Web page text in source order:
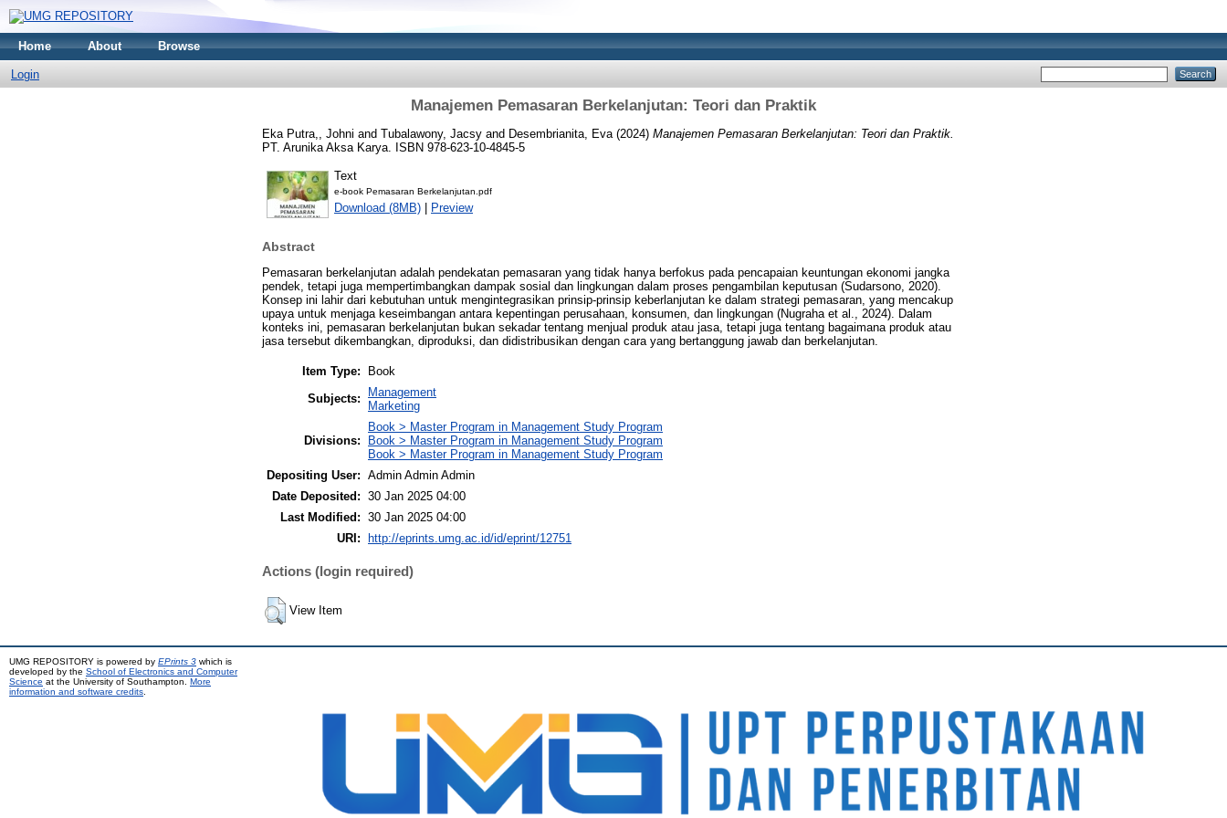
Home About Browse
Login
Manajemen Pemasaran Berkelanjutan: Teori dan Praktik
Eka Putra,, Johni and Tubalawony, Jacsy and Desembrianita, Eva (2024) Manajemen Pemasaran Berkelanjutan: Teori dan Praktik.
PT. Arunika Aksa Karya. ISBN 978-623-10-4845-5
Text
e-book Pemasaran Berkelanjutan.pdf
Download (8MB) | Preview
Abstract
Pemasaran berkelanjutan adalah pendekatan pemasaran yang tidak hanya berfokus pada pencapaian keuntungan ekonomi jangka
pendek, tetapi juga mempertimbangkan dampak sosial dan lingkungan dalam proses pengambilan keputusan (Sudarsono, 2020).
Konsep ini lahir dari kebutuhan untuk mengintegrasikan prinsip-prinsip keberlanjutan ke dalam strategi pemasaran, yang mencakup
upaya untuk menjaga keseimbangan antara kepentingan perusahaan, konsumen, dan lingkungan (Nugraha et al., 2024). Dalam
konteks ini, pemasaran berkelanjutan bukan sekadar tentang menjual produk atau jasa, tetapi juga tentang bagaimana produk atau
jasa tersebut dikembangkan, diproduksi, dan didistribusikan dengan cara yang bertanggung jawab dan berkelanjutan.
Item Type:
Book
Subjects:
Management
Marketing
Divisions:
Book > Master Program in Management Study Program
Book > Master Program in Management Study Program
Book > Master Program in Management Study Program
Depositing User: Admin Admin Admin
Date Deposited: 30 Jan 2025 04:00
Last Modified: 30 Jan 2025 04:00
URI:
http://eprints.umg.ac.id/id/eprint/12751
Actions (login required)
View Item
UMG REPOSITORY is powered by EPrints 3 which is
developed by the School of Electronics and Computer
Science at the University of Southampton. More
information and software credits